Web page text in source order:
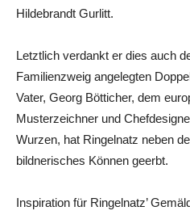
Hildebrandt Gurlitt.
Letztlich verdankt er dies auch
Familienzweig angelegten
Vater, Georg Bötticher, dem
Musterzeichner und
Wurzen, hat Ringelnatz neben
bildnerisches Können geerbt.
Inspiration für Ringelnatz’